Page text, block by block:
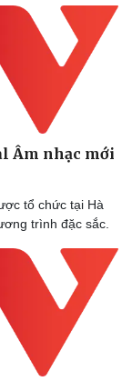
Âm nhạc mới
tổ chức tại Hà
trình đặc sắc.